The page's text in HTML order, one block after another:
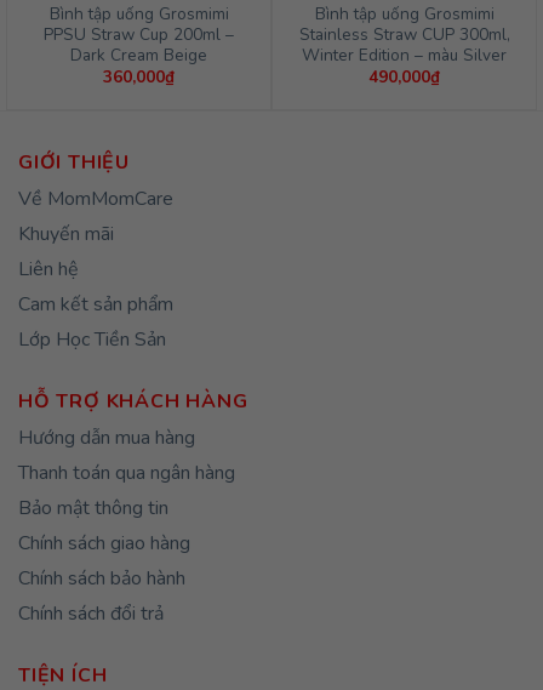
Bình tập uống Grosmimi
PPSU Straw Cup 200ml –
Dark Cream Beige
360,000₫
Bình tập uống Grosmimi
Stainless Straw CUP 300ml,
Winter Edition – màu Silver
490,000₫
GIỚI THIỆU
Về MomMomCare
Khuyến mãi
Liên hệ
Cam kết sản phẩm
Lớp Học Tiền Sản
HỖ TRỢ KHÁCH HÀNG
Hướng dẫn mua hàng
Thanh toán qua ngân hàng
Bảo mật thông tin
Chính sách giao hàng
Chính sách bảo hành
Chính sách đổi trả
TIỆN ÍCH